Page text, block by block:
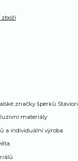
značky šperků Staviori
materiály
a individuální výroba